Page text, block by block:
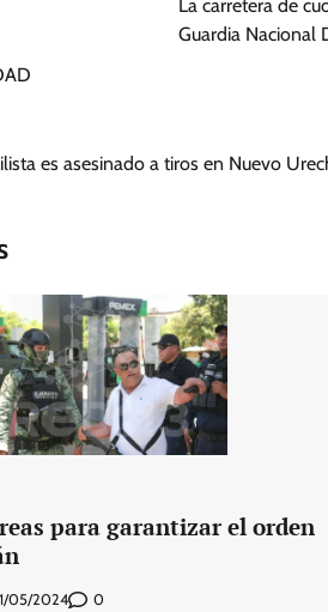
La carretera de
Guardia Nacional
es asesinado a tiros en Nuevo
para garantizar el orden
05/2024 0